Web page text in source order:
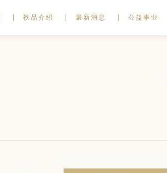
饮品介绍 最新消息 公益事业